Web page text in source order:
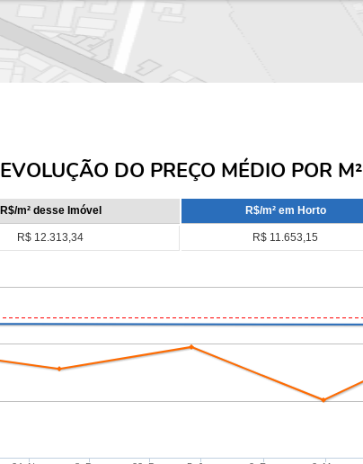
EVOLUÇÃO DO PREÇO MÉDIO POR M²